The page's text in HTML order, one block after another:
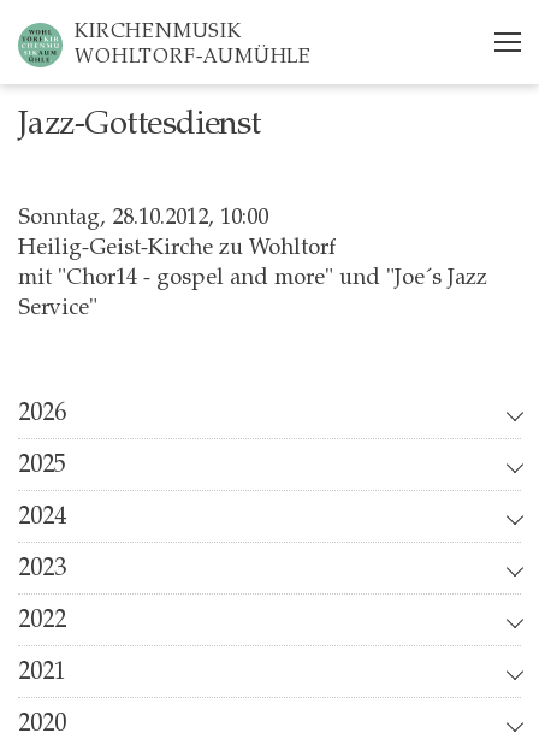
main
content
KIRCHENMUSIK
WOHLTORF-AUMÜHLE
Jazz-Gottesdienst
Sonntag, 28.10.2012, 10:00
Heilig-Geist-Kirche zu Wohltorf
mit "Chor14 - gospel and more" und "Joe´s Jazz
Service"
2026
2025
2024
2023
2022
2021
2020